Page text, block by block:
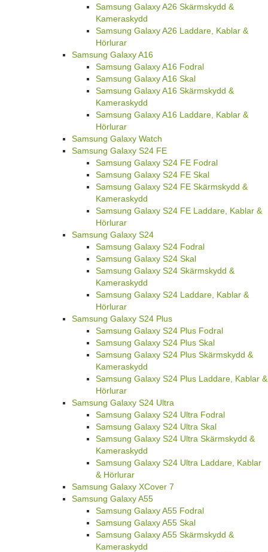
Samsung Galaxy A26 Skärmskydd &
Kameraskydd
Samsung Galaxy A26 Laddare, Kablar &
Hörlurar
Samsung Galaxy A16
Samsung Galaxy A16 Fodral
Samsung Galaxy A16 Skal
Samsung Galaxy A16 Skärmskydd &
Kameraskydd
Samsung Galaxy A16 Laddare, Kablar &
Hörlurar
Samsung Galaxy Watch
Samsung Galaxy S24 FE
Samsung Galaxy S24 FE Fodral
Samsung Galaxy S24 FE Skal
Samsung Galaxy S24 FE Skärmskydd &
Kameraskydd
Samsung Galaxy S24 FE Laddare, Kablar &
Hörlurar
Samsung Galaxy S24
Samsung Galaxy S24 Fodral
Samsung Galaxy S24 Skal
Samsung Galaxy S24 Skärmskydd &
Kameraskydd
Samsung Galaxy S24 Laddare, Kablar &
Hörlurar
Samsung Galaxy S24 Plus
Samsung Galaxy S24 Plus Fodral
Samsung Galaxy S24 Plus Skal
Samsung Galaxy S24 Plus Skärmskydd &
Kameraskydd
Samsung Galaxy S24 Plus Laddare, Kablar &
Hörlurar
Samsung Galaxy S24 Ultra
Samsung Galaxy S24 Ultra Fodral
Samsung Galaxy S24 Ultra Skal
Samsung Galaxy S24 Ultra Skärmskydd &
Kameraskydd
Samsung Galaxy S24 Ultra Laddare, Kablar
& Hörlurar
Samsung Galaxy XCover 7
Samsung Galaxy A55
Samsung Galaxy A55 Fodral
Samsung Galaxy A55 Skal
Samsung Galaxy A55 Skärmskydd &
Kameraskydd